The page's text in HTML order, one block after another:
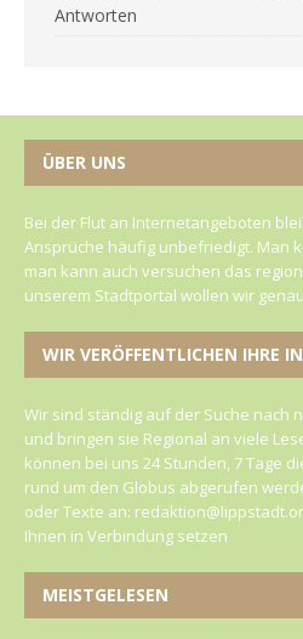
Antworten
ÜBER UNS
Bei der Flut an Internetangeboten
Ansprüche häufig unbefriedigt. Man
man kann auch versuchen das
unserem Stadtportal wollen wir
WIR VERÖFFENTLICHEN IHRE
Wir sind ständig auf der Suche nach
und bringen sie Regional an viele
können bei uns 24 Stunden, 7 Tage
rund um den Globus abgerufen
oder Texte an:
Ihnen in Verbindung setzen
MEISTGELESEN